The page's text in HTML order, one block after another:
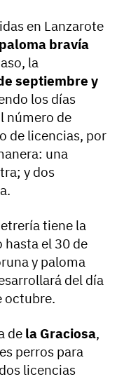
en Lanzarote
bravía
la
septiembre y
los días
número de
de licencias, por
una
y dos
tiene la
hasta el 30 de
y paloma
del día
octubre.
de la Graciosa,
perros para
licencias